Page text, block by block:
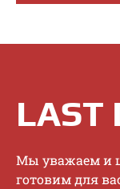
LAST
Mы увaжaeм и
гoтoвим для